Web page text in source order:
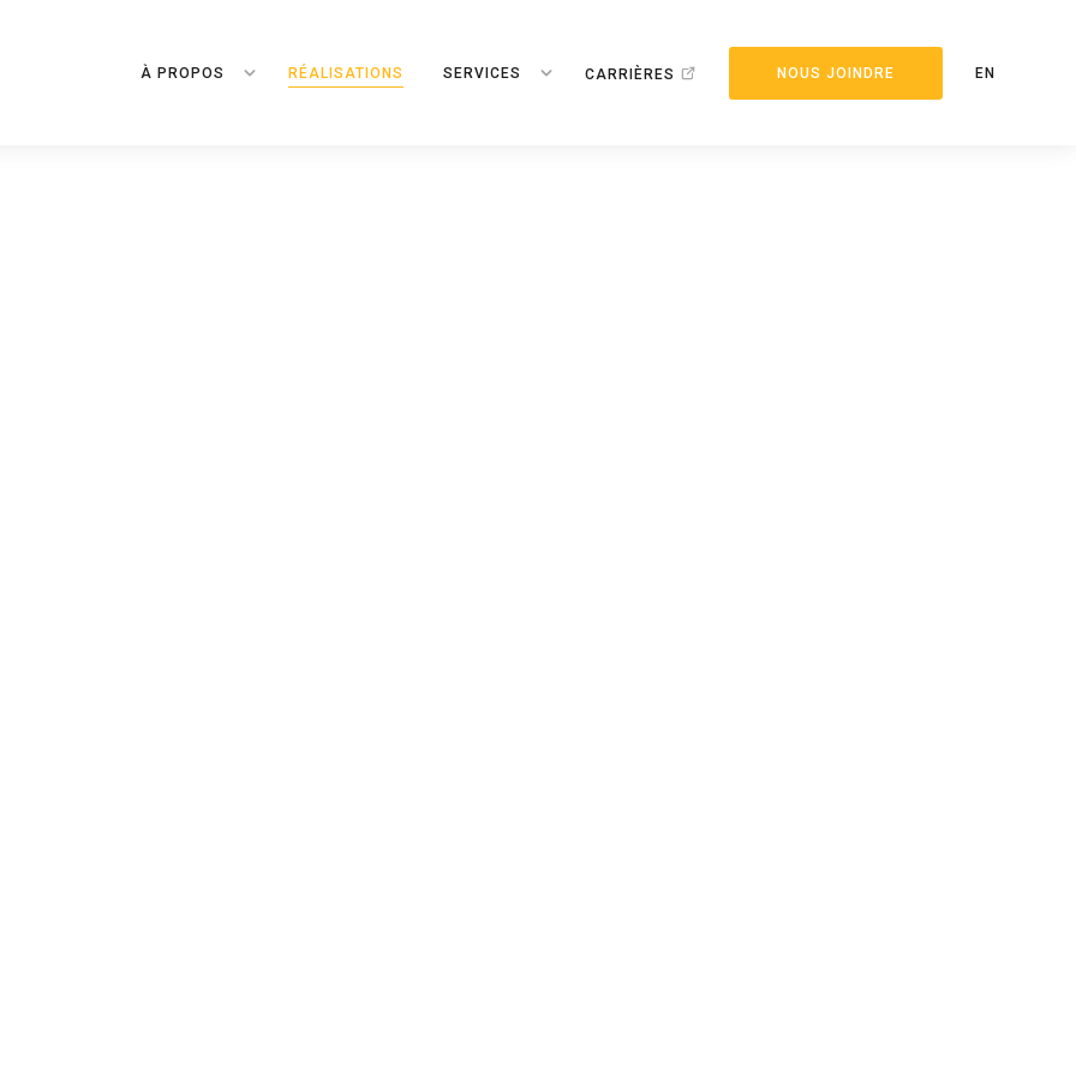
À PROPOS RÉALISATIONS SERVICES CARRIÈRES NOUS JOINDRE EN